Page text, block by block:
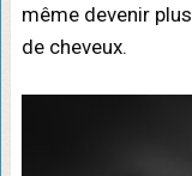
même devenir
de cheveux.